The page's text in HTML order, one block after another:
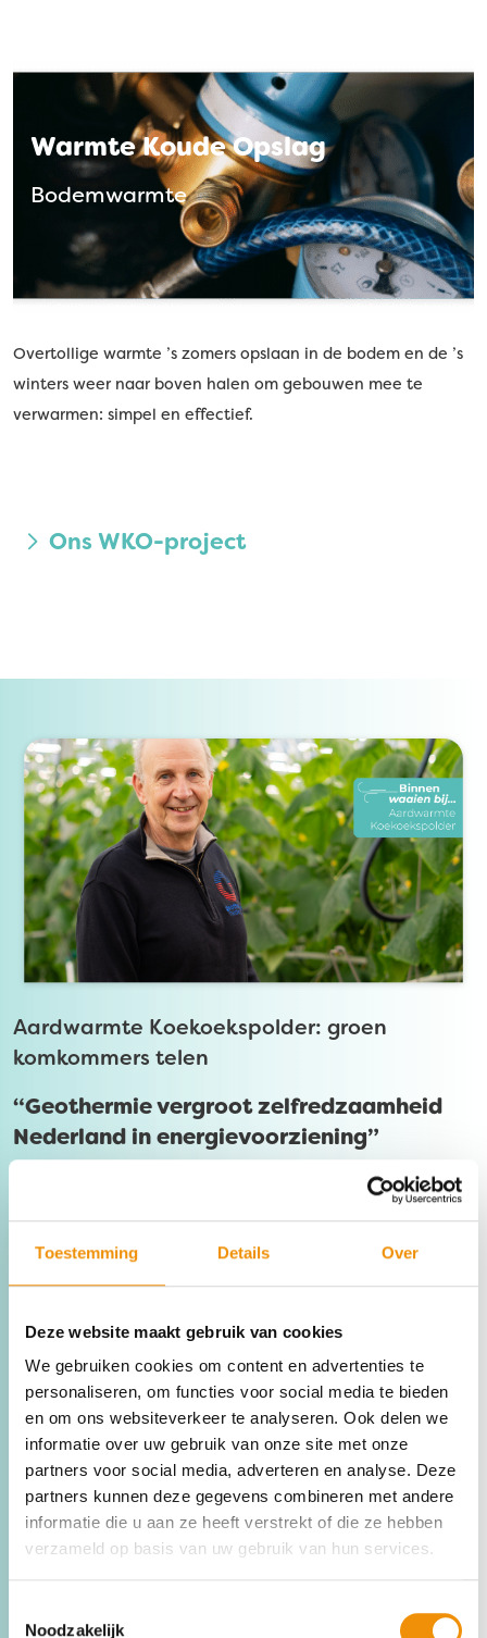
Toestemming Details Over
Deze website maakt gebruik van cookies
We gebruiken cookies om content en advertenties te
personaliseren, om functies voor social media te bieden
en om ons websiteverkeer te analyseren. Ook delen we
informatie over uw gebruik van onze site met onze
partners voor social media, adverteren en analyse. Deze
partners kunnen deze gegevens combineren met andere
informatie die u aan ze heeft verstrekt of die ze hebben
verzameld op basis van uw gebruik van hun services.
Noodzakelijk
Warmte Koude Opslag
Bodemwarmte
Overtollige warmte ’s zomers opslaan in de bodem en de ’s
winters weer naar boven halen om gebouwen mee te
verwarmen: simpel en effectief.
Ons WKO-project
Aardwarmte Koekoekspolder: groen
komkommers telen
“Geothermie vergroot zelfredzaamheid
Nederland in energievoorziening”
De Koekoekspolder, net boven Kampen, is met 150 ha aan
de provincie Overijssel.